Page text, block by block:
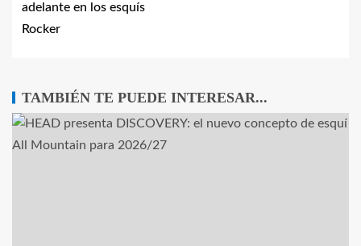
adelante en los esquís
Rocker
TAMBIÉN TE PUEDE INTERESAR...